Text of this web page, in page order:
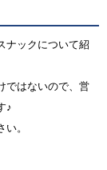
ナックについて紹
ではないので、営
♪
。